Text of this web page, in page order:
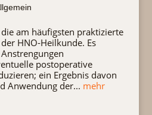
am häufigsten praktizierte
HNO-Heilkunde. Es
postoperative
ein Ergebnis davon
Anwendung der... mehr